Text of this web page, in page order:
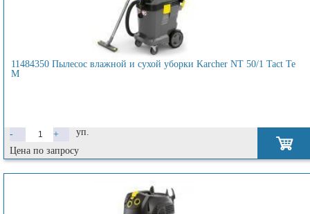
11484350 Пылесос влажной и сухой уборки Karcher NT 50/1 Tact Te
M
- +
уп.
Цена по запросу